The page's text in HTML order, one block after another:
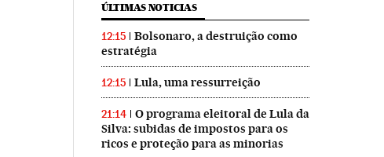
ÚLTIMAS NOTICIAS
12:15
Bolsonaro, a destruição como
estratégia
12:15 Lula, uma ressurreição
21:14
O programa eleitoral de Lula da
Silva: subidas de impostos para os
ricos e proteção para as minorias